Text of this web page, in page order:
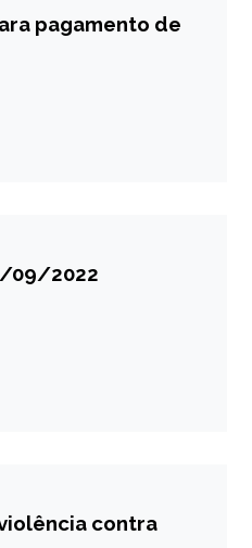
pagamento de
09/2022
contra